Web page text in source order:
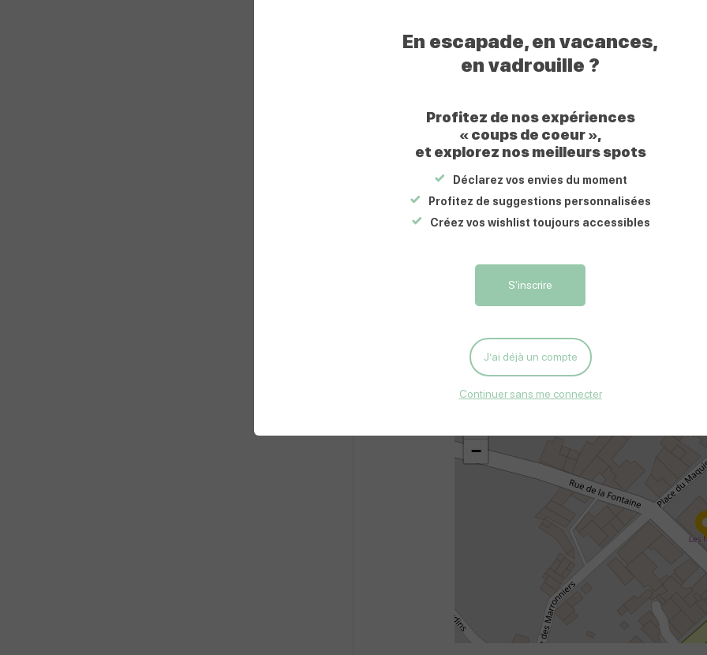
Profitez d'une halte au sud de Poitiers pour faire
du même nom.
Les halles actuelles sont à l'emplacement de
maire de l’époque Gustave Baudin, que la
universelle de 1900. Il y a au pied d’un pilier, sur
celle-ci est noyée par le ciment.
Prestations
Situation
−
en
Poitou
En escapade, en vacances,
en vadrouille ?
Profitez de nos expériences
« coups de coeur »,
et explorez nos meilleurs spots
Déclarez vos envies du moment
Profitez de suggestions personnalisées
Créez vos wishlist toujours accessibles
S'inscrire
J’ai déjà un compte
Continuer sans me connecter